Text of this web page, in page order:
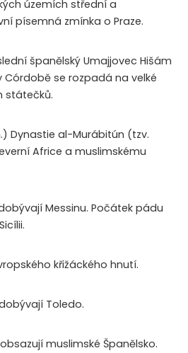
územích střední a
písemná zmínka o Praze.
španělský Umajjovec Hišám
Córdobě se rozpadá na velké
státečků.
Dynastie al-Murábitún (tzv.
Africe a muslimskému
Messinu. Počátek pádu
křižáckého hnutí.
Toledo.
muslimské Španělsko.